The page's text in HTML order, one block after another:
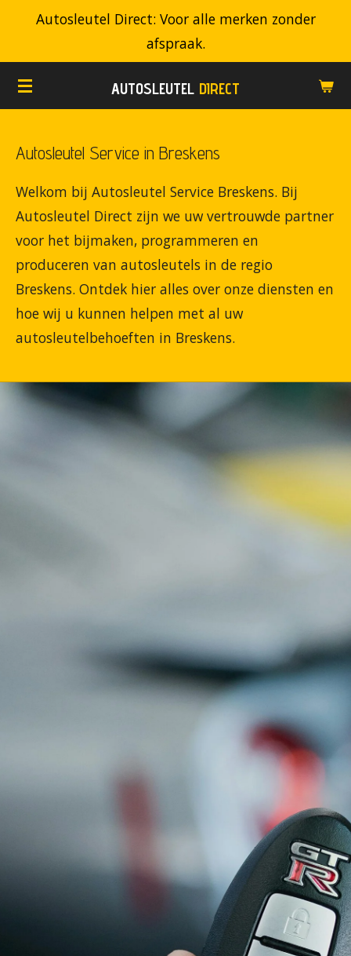
de
AUTOSLEUTEL DIRECT
Autosleutel Direct: Voor alle merken zonder
afspraak.
Autosleutel Service in Breskens
Welkom bij Autosleutel Service Breskens. Bij
Autosleutel Direct zijn we uw vertrouwde partner
voor het bijmaken, programmeren en
produceren van autosleutels in de regio
Breskens. Ontdek hier alles over onze diensten en
hoe wij u kunnen helpen met al uw
autosleutelbehoeften in Breskens.